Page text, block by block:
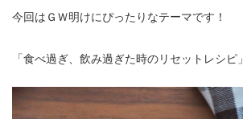
今回はＧＷ明けにぴったりなテーマです！
「食べ過ぎ、飲み過ぎた時のリセットレシピ」